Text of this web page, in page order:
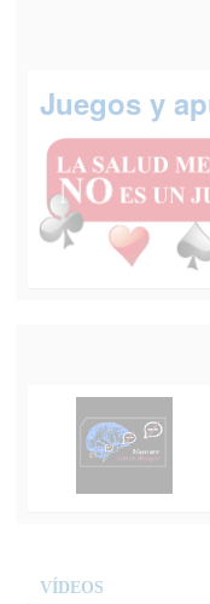
Juegos y
VÍDEOS